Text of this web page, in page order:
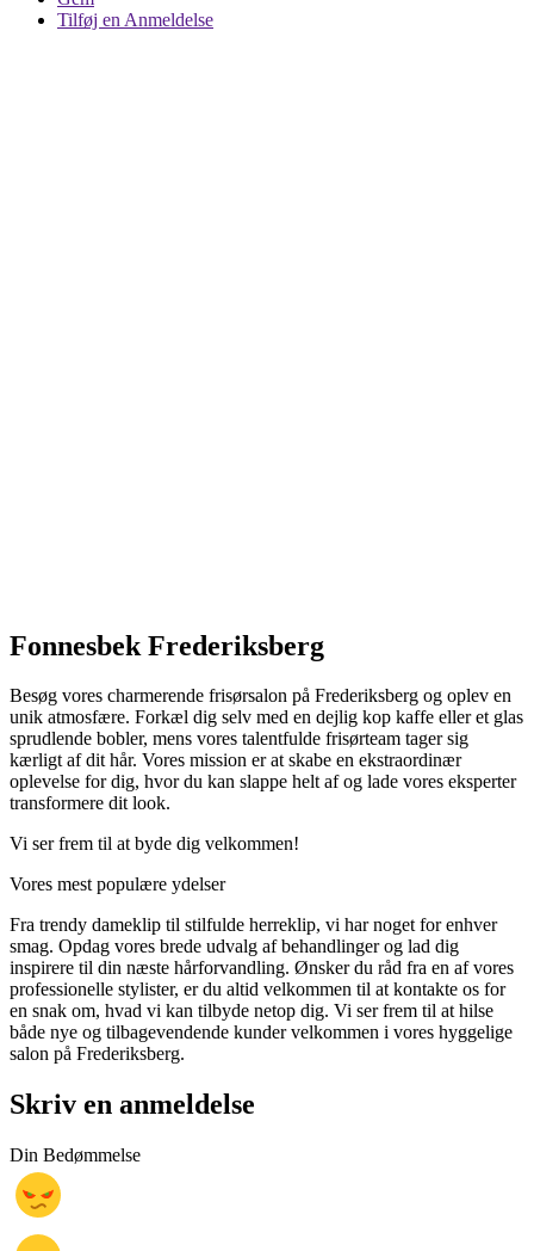
Tilføj en Anmeldelse
Fonnesbek Frederiksberg
Besøg vores charmerende frisørsalon på Frederiksberg og oplev en
unik atmosfære. Forkæl dig selv med en dejlig kop kaffe eller et glas
sprudlende bobler, mens vores talentfulde frisørteam tager sig
kærligt af dit hår. Vores mission er at skabe en ekstraordinær
oplevelse for dig, hvor du kan slappe helt af og lade vores eksperter
transformere dit look.
Vi ser frem til at byde dig velkommen!
Vores mest populære ydelser
Fra trendy dameklip til stilfulde herreklip, vi har noget for enhver
smag. Opdag vores brede udvalg af behandlinger og lad dig
inspirere til din næste hårforvandling. Ønsker du råd fra en af vores
professionelle stylister, er du altid velkommen til at kontakte os for
en snak om, hvad vi kan tilbyde netop dig. Vi ser frem til at hilse
både nye og tilbagevendende kunder velkommen i vores hyggelige
salon på Frederiksberg.
Skriv en anmeldelse
Din Bedømmelse